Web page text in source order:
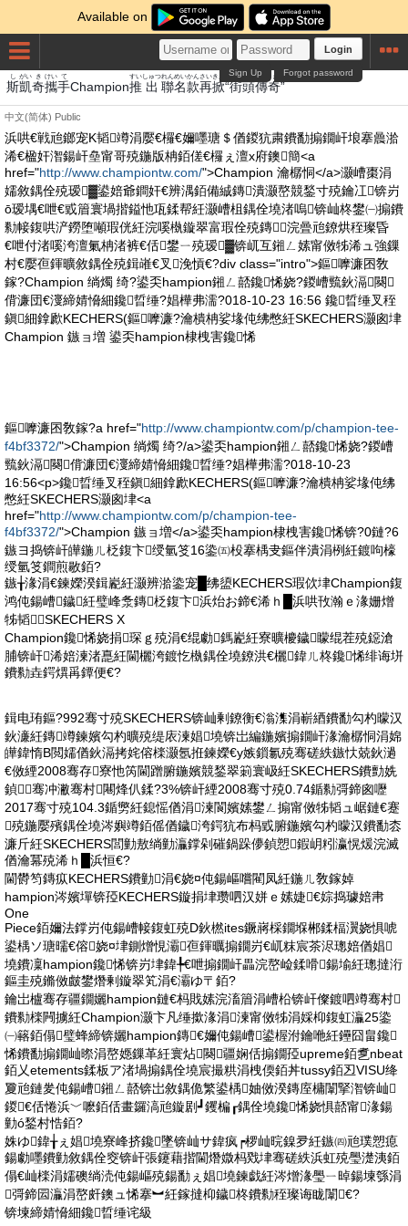
Available on
Login
Forgot password
Sign Up
斯
し
凱
がい
奇
き
攜
けい
手
て
Champion推
すい
出
しゅつ
聯
れん
名
めい
款
かん
再
さい
掀
きん
“街頭
がいとう
傳奇
でんき
”
中文(简体) Public
浜哄€戦兘鎯宠Κ韬竴涓嬮€欏€嬭嚜瑭＄偤鍐犺粛鐨勫搧鐗屽埌搴曟湁
浠€楹奸潪鍚屽皨甯哥殑鍦版柟銆傞€欏ぇ澶х府鐭簡<a
href="http://www.championtw.com/">Champion 瀹樼恫</a>灏嶆棗涓
嬬敘鍝佺殑瑷▓鍙婄爺鐧奸€辨湡銆備絾鏄潰灏嶅競鍫寸殑鑰冮锛岃
ō瑷堣€呭€戜篃寰堝揩鎰忚瓨鍒帮紝灏嶆柤鍝佺墝渚嗚锛屾柊鐢㈠搧鐨
勬帹鍑哄浐鐒堕噸瑕侊紝浣嗘槸鏇翠富瑕佺殑鏄浣曡兘鐐烘秷璨昏
€呭付渚嗘洿澶氭柟渚裤€佸鐢ㄧ殑瑷▓锛屼互鎺ㄥ嫊甯傚牬浠ュ強鏁
村€嬮亱鍕曠敘鍝佺殑鍓嶉€叉浼愩€?div class="intro">鏂嚤濂囨敎
鎵?Champion 绱燭 绮?鍙奀hampion鎺ㄥ嚭鑱悕娆?鍐嶆巰鈥滆闋
偝濂団€濅締婧愶細鑱晢缍?娼樺弗濡?018-10-23 16:56 鑱晢缍叉秷
鎭細鎿歋KECHERS(鏂嚤濂?瀹樻柟娑堟伅绋憋紝SKECHERS灏囪垏
Champion 鏃ョ増 鍙奀hampion棣栧害鑱悕
鏂嚤濂囨敎鎵?a href="http://www.championtw.com/p/champion-tee-
f4bf3372/">Champion 绱燭 绮?/a>鍙奀hampion鎺ㄥ嚭鑱悕娆?鍐嶆
巰鈥滆闋偝濂団€濅締婧愶細鑱晢缍?娼樺弗濡?018-10-23
16:56<p>鑱晢缍叉秷鎭細鎿歋KECHERS(鏂嚤濂?瀹樻柟娑堟伅绋
憋紝SKECHERS灏囪垏<a
href="http://www.championtw.com/p/champion-tee-
f4bf3372/">Champion 鏃ョ増</a>鍙奀hampion棣栧害鑱悕锛?0鏈?6
鏃ヨ捣锛屽皣鍦ㄦ柉鍑卞绶氫笅16鍌㈤杸搴楀叏鏂伴潰涓栵紝鍍呴檺
绶氫笅鐧煎敭銆?
鏃╁湪涓€鍊嬫湀鍓嶏紝灏辨湁鍌宠█绋盨KECHERS瑕佽垏Champion鍑
鸿伅鍚嶆鐬紝璧峰洜鏄柉鍑卞浜炲お鍗€浠ｈ█浜哄攼瀚ｅ湪姗熷
牬韬┛SKECHERS X
Champion鑱悕娆捐琛ｇ殑涓€绲勮鎷嶏紝寮曠櫦鐬矇绲茬殑鐚滄
脯锛屽浠婄湅渚嗭紝閫欐洿鍍忔槸鍝佺墝鐐洪€欐鍏ㄦ柊鑱悕绯诲垪
鐨勬垚鍔熼爯鐔便€?
鍓电珛鏂?992骞寸殑SKECHERS锛屾剰鐐衡€滃潗涓嶄綇鐨勫勾杓曚汉
鈥濓紝鏄竴鍊嬪勾杓曠殑缇庡湅娼墝锛岀編鍦嬪搧鐗屽湪瀹樼恫涓婂
皣鍏惰В閲嬬偤鈥滆拷姹傛檪灏氬拰鍊嬫€у嫉鎻氱殑骞磋紩鏃忕兢鈥濄
€傚緸2008骞存寮忚笍閫蹭腑鍦嬪競鍫翠箣寰岋紝SKECHERS鐨勯姺
鍞骞冲潎骞村闀烽仈鍒?3%锛屽緸2008骞寸殑0.74鍎勬彁鍗囪嚦
2017骞寸殑104.3鍎勶紝鎴愮偤涓湅閬嬪嫊鐢ㄥ搧甯傚牬韬ュ崌鏈€蹇
殑鍦嬮殯鍝佺墝涔嬩竴銆傜偤鐬洿鍔犺布杩戜腑鍦嬪勾杓曚汉鐨勫枩
濂斤紝SKECHERS閭勭敖绱勭灜鐣剁磪鍋跺儚鍞愬鍜岄粌瀛愰煖浣滅
偤瀹冪殑浠ｈ█浜恒€?
閫欎笉鏄疭KECHERS鐨勭涓€娆¤伅鍚嶇嚐閵凤紝鍦ㄦ敎鎵婥
hampion涔嬪墠锛孲KECHERS鏇捐垏瓒呬汉姘ｅ嫊婕€婃捣璩婄帇
One
Piece銆嬭法鐣岃伅鍚嶆帹鍑虹殑D鈥橪ites鐝嶈棌鐗堢郴鍒楅瀷娆惧唬
鍙楀ソ瑭曘€傛娆¤垏鍘熷悓灞亱鍕曞搧鐗岃€屼粖宸茶浕璁婄偤娼
墝鐨凜hampion鑱悕锛岃垏鍏╄€呭搧鐗屽畾浣嶅崄鍒嗗鍚堬紝璁撻洐
鏂圭殑鏅傚皻鐢熸剰鏇翠笂涓€灞ゆ〒銆?
鑰岀櫨骞存疆鐗孋hampion鏈€杩戝嫊浣滀篃涓嶆柗锛屽儏鍍呬竴骞村
鐨勬檪闁擄紝Champion灏卞凡缍撳湪涓湅甯傚牬涓婇枊鍑虹灜25鍌
㈠簵銆傝璧蜂締锛孋hampion鏄€嬭伅鍚嶆鍙楃泭鑰咃紝鑸囧畠鑱
悕鐨勫搧鐗屾暩涓嶅嫕鏁革紝寰炶闋疆娴佸搧鐗孲upreme銆乽nbeat
銆乂etements鍒板ア渚堝搧鍝佺墝宸撮粠涓栧偄銆丼tussy銆丒VISU绛
夐兘鏈夎伅鍚嶆鎺ㄥ嚭锛岀敘鍝佹繁鍙楀妯傚湀鏄庢槦闈掔潪锛屾
鍐€佸惓浜﹀嚒銆佸畫鑼滈兘鏇剧┛钁楄┎鍝佺墝鑱悕娆惧嚭甯湪鍚
勭ó鍫村悎銆?
姝ゆ鍏╁ぇ娼墝寮峰挤鑱墜锛屾サ鍏疯┍椤屾晥鎳夛紝鏃㈣兘璞愬瘜
鍚勮嚜鐨勭敘鍝佺窔锛屽張鑳藉揩閫熸媺杩戣垏骞磋紩浜虹殑璺濋洟銆
傝€屾檪涓嬬礇绱涜伅鍚嶇殑鍚勫ぇ娼墝鍊戯紝涔熷湪璺ㄧ晫鍚堜綔涓
彁鍗囩灜涓嶅皯鐭ュ悕搴︼紝鎵撻枊鐬柊鐨勬秷璨诲眬闈€?
锛堜締婧愶細鑱晢缍诧級